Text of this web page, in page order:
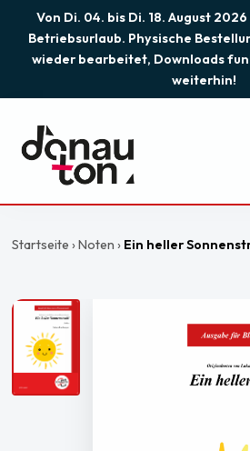
Von Di. 04. bis Di. 18. August
Betriebsurlaub. Physische
wieder bearbeitet, Downloads
weiterhin!
Startseite ›Noten › Ein heller